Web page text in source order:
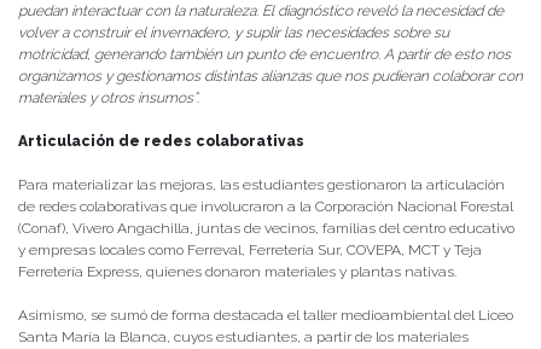
puedan interactuar con la naturaleza. El diagnóstico reveló la necesidad de
volver a construir el invernadero, y suplir las necesidades sobre su
motricidad, generando también un punto de encuentro. A partir de esto nos
organizamos y gestionamos distintas alianzas que nos pudieran colaborar con
materiales y otros insumos”.
Articulación de redes colaborativas
Para materializar las mejoras, las estudiantes gestionaron la articulación
de redes colaborativas que involucraron a la Corporación Nacional Forestal
(Conaf), Vivero Angachilla, juntas de vecinos, familias del centro educativo
y empresas locales como Ferreval, Ferretería Sur, COVEPA, MCT y Teja
Ferretería Express, quienes donaron materiales y plantas nativas.
Asimismo, se sumó de forma destacada el taller medioambiental del Liceo
Santa María la Blanca, cuyos estudiantes, a partir de los materiales